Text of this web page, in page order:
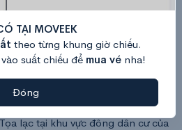
Moveek Xem lịch chiếu phim Beta
mua vé xem phim online tiện lợi tại
nhanh chóng, đầy đủ lịch chiếu các
Beta Ung Văn Khiêm được xây
trang bị âm thanh Dolby
mang đến trải nghiệm điện ảnh
lạc tại khu vực đông dân cư của
TẠI MOVEEK
theo từng khung giờ chiếu.
suất chiếu để mua vé nha!
Đóng